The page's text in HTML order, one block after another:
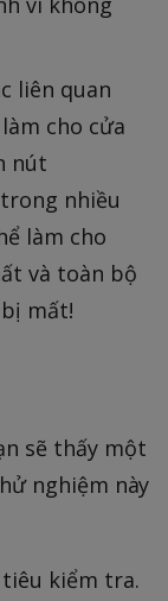
liên quan
cho cửa
nút
nhiều
làm cho
và toàn bộ
mất!
sẽ thấy một
nghiệm này
kiểm tra.